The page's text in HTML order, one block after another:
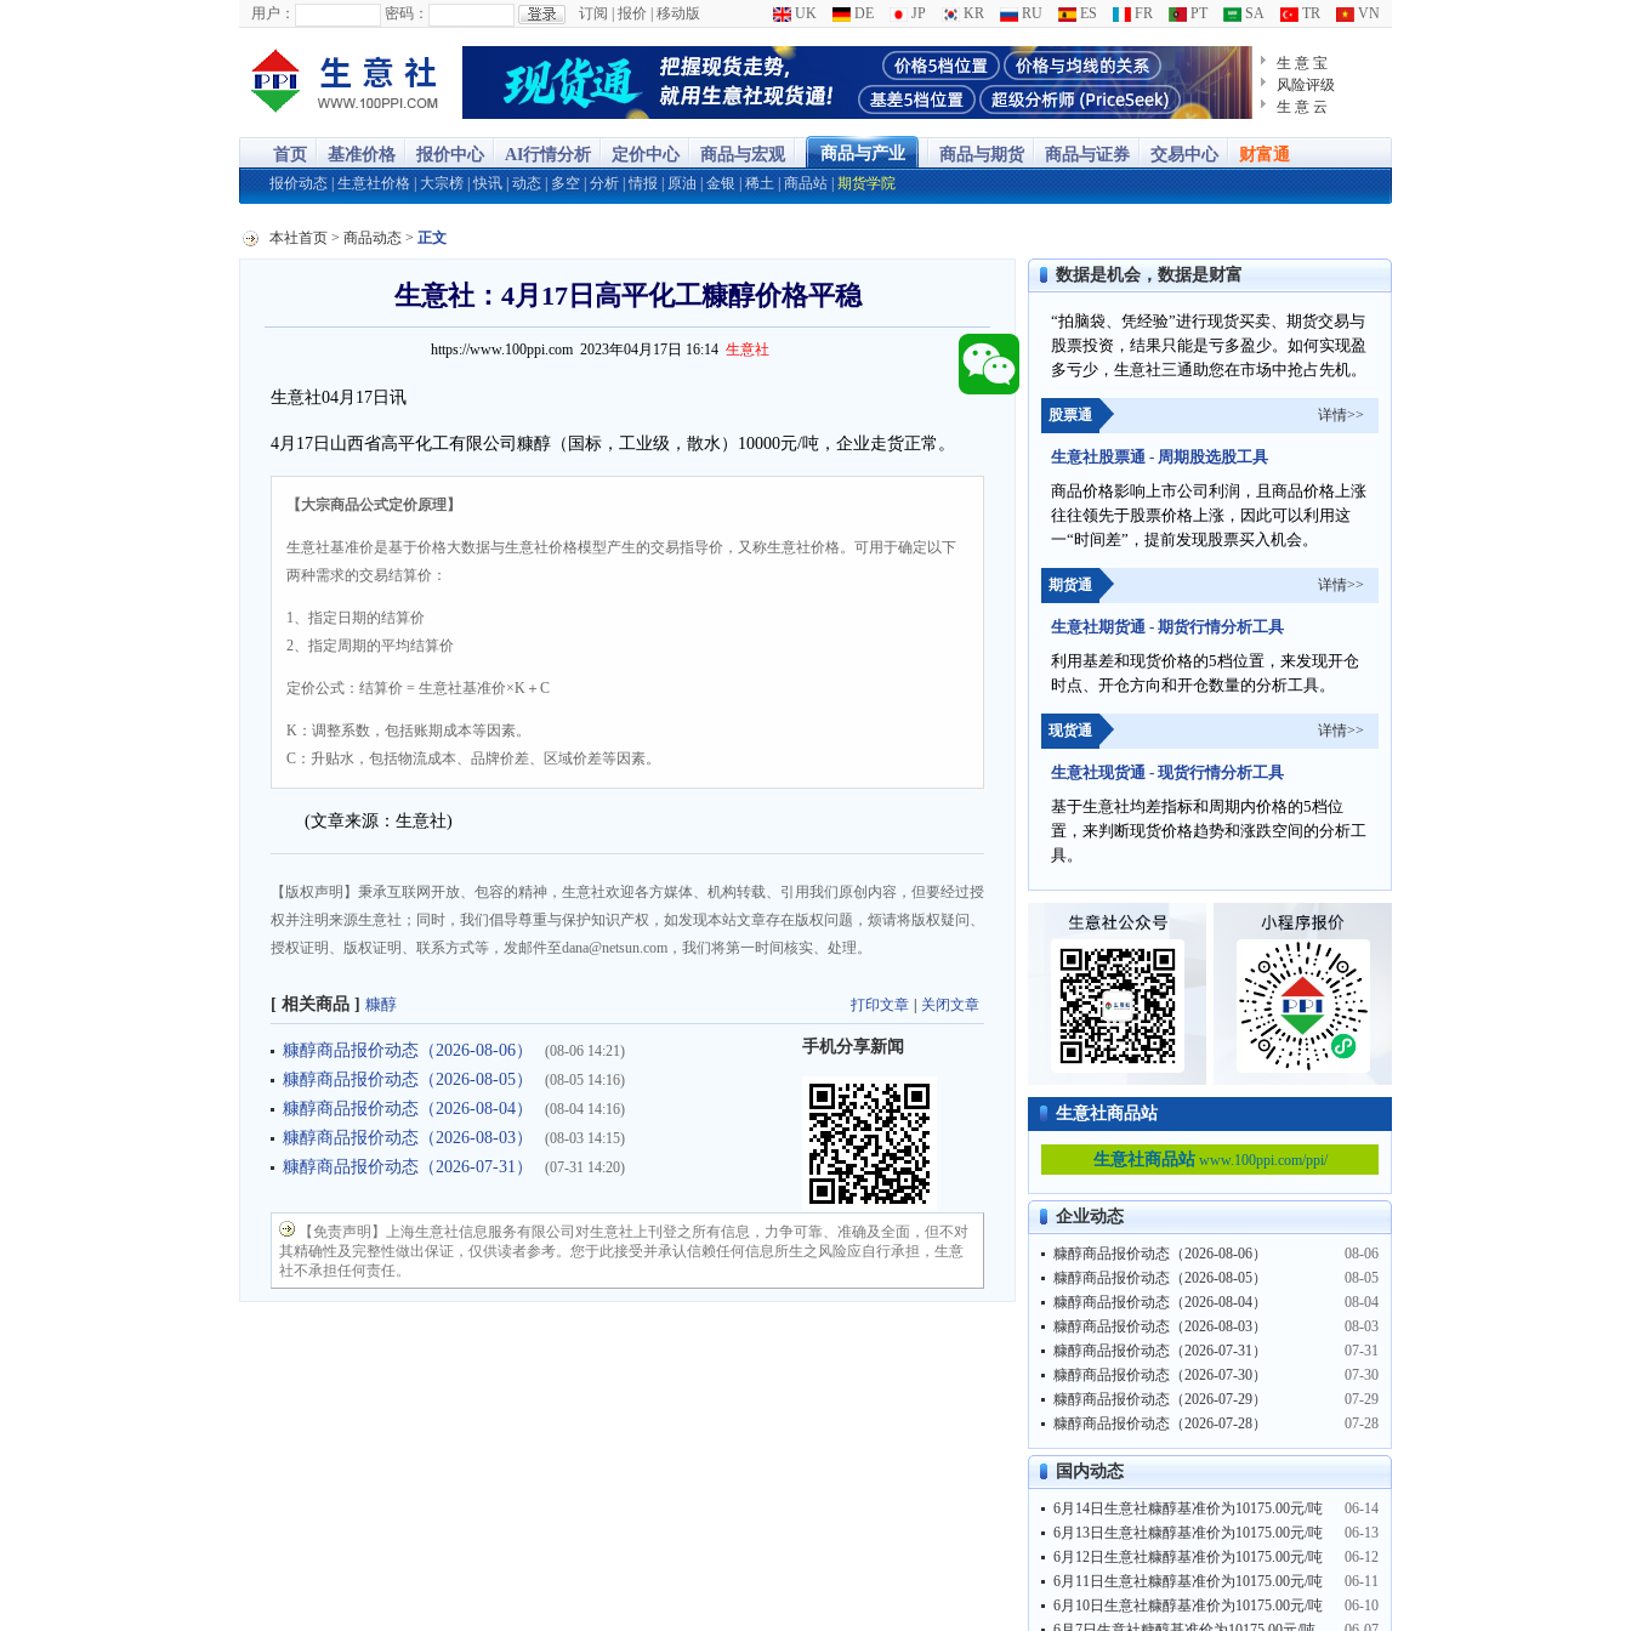
用户： 密码： 订阅 报价 移动版 UK DE JP KR RU ES FR PT SA TR VN
生 意 宝
风险评级
生 意 云
首页 基准价格 报价中心 AI行情分析 定价中心 商品与宏观 商品与产业 商品与期货 商品与证券 交易中心 财富通
报价动态 生意社价格 大宗榜 |快讯 动态 多空 分析 |情报 原油 金银 稀土 商品站 期货学院
本社首页 > 商品动态 > 正文
生意社：4月17日高平化工糠醇价格平稳
https://www.100ppi.com 2023年04月17日 16:14 生意社
生意社04月17日讯
4月17日山西省高平化工有限公司糠醇（国标，工业级，散水）10000元/吨，企业走货正常。
【大宗商品公式定价原理】
生意社基准价是基于价格大数据与生意社价格模型产生的交易指导价，又称生意社价格。可用于确定以下
两种需求的交易结算价：
1、指定日期的结算价
2、指定周期的平均结算价
定价公式：结算价 = 生意社基准价×K＋C
K：调整系数，包括账期成本等因素。
C：升贴水，包括物流成本、品牌价差、区域价差等因素。
(文章来源：生意社)
【版权声明】秉承互联网开放、包容的精神，生意社欢迎各方媒体、机构转载、引用我们原创内容，但要经过授
权并注明来源生意社；同时，我们倡导尊重与保护知识产权，如发现本站文章存在版权问题，烦请将版权疑问、
授权证明、版权证明、联系方式等，发邮件至dana@netsun.com，我们将第一时间核实、处理。
打印文章 关闭文章
[ 相关商品 ] 糠醇
糠醇商品报价动态（2026-08-06） (08-06 14:21)
糠醇商品报价动态（2026-08-05） (08-05 14:16)
糠醇商品报价动态（2026-08-04） (08-04 14:16)
糠醇商品报价动态（2026-08-03） (08-03 14:15)
糠醇商品报价动态（2026-07-31） (07-31 14:20)
手机分享新闻
【免责声明】上海生意社信息服务有限公司对生意社上刊登之所有信息，力争可靠、准确及全面，但不对
其精确性及完整性做出保证，仅供读者参考。您于此接受并承认信赖任何信息所生之风险应自行承担，生意
社不承担任何责任。
数据是机会，数据是财富
“拍脑袋、凭经验”进行现货买卖、期货交易与
股票投资，结果只能是亏多盈少。如何实现盈
多亏少，生意社三通助您在市场中抢占先机。
股票通 详情>>
生意社股票通 - 周期股选股工具
商品价格影响上市公司利润，且商品价格上涨
往往领先于股票价格上涨，因此可以利用这
一“时间差”，提前发现股票买入机会。
期货通 详情>>
生意社期货通 - 期货行情分析工具
利用基差和现货价格的5档位置，来发现开仓
时点、开仓方向和开仓数量的分析工具。
现货通 详情>>
生意社现货通 - 现货行情分析工具
基于生意社均差指标和周期内价格的5档位
置，来判断现货价格趋势和涨跌空间的分析工
具。
生意社商品站
生意社商品站www.100ppi.com/ppi/
企业动态
糠醇商品报价动态（2026-08-06）
08-06
糠醇商品报价动态（2026-08-05）
08-05
糠醇商品报价动态（2026-08-04）
08-04
糠醇商品报价动态（2026-08-03）
08-03
糠醇商品报价动态（2026-07-31）
07-31
糠醇商品报价动态（2026-07-30）
07-30
糠醇商品报价动态（2026-07-29）
07-29
糠醇商品报价动态（2026-07-28）
07-28
国内动态
6月14日生意社糠醇基准价为10175.00元/吨
06-14
6月13日生意社糠醇基准价为10175.00元/吨
06-13
6月12日生意社糠醇基准价为10175.00元/吨
06-12
6月11日生意社糠醇基准价为10175.00元/吨
06-11
6月10日生意社糠醇基准价为10175.00元/吨
06-10